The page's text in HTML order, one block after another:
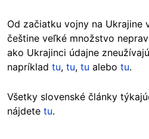
Od začiatku vojny na Ukrajine
češtine veľké množstvo
ako Ukrajinci údajne
napríklad tu, tu, tu alebo tu.
Všetky slovenské články
nájdete tu.